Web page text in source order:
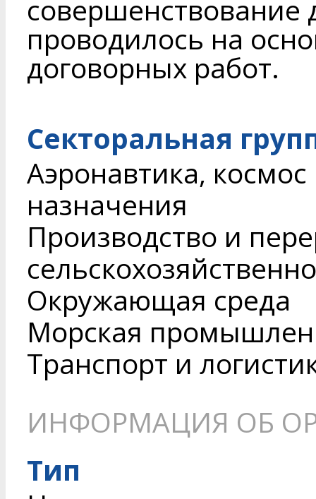
проводилось на
договорных работ.
Секторальная
Аэронавтика,
назначения
Производство и
Окружающая среда
Морская
Транспорт и
ИНФОРМАЦИЯ ОБ
Тип